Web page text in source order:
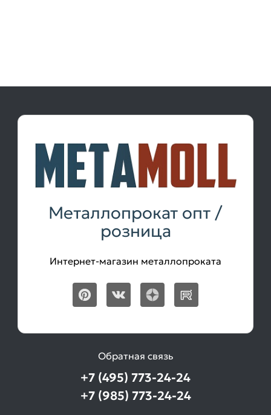
Металлопрокат опт /
розница
Интернет-магазин металлопроката
Обратная связь
+7 (495) 773-24-24
+7 (985) 773-24-24